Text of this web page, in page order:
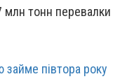
півтора року